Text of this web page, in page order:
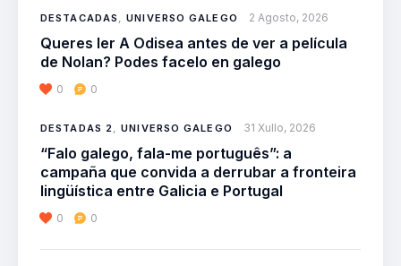
DESTACADAS ,UNIVERSO GALEGO 2 Agosto, 2026
Queres ler A Odisea antes de ver a película
de Nolan? Podes facelo en galego
0 0
DESTADAS 2,UNIVERSO GALEGO 31 Xullo, 2026
“Falo galego, fala-me português”: a
campaña que convida a derrubar a fronteira
lingüística entre Galicia e Portugal
0 0